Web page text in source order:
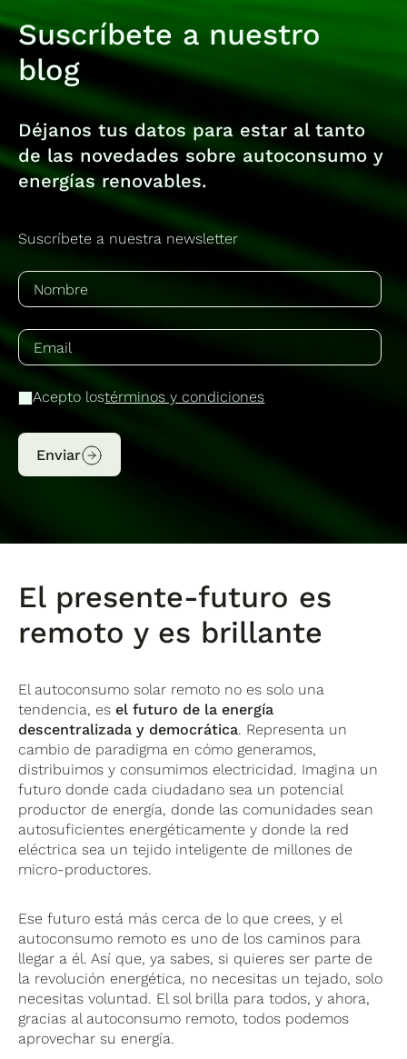
Suscríbete a nuestro
blog
Déjanos tus datos para estar al tanto
de las novedades sobre autoconsumo y
energías renovables.
Suscríbete a nuestra newsletter
Acepto lostérminos y condiciones
Enviar
El presente-futuro es
remoto y es brillante
El autoconsumo solar remoto no es solo una
tendencia, esel futuro de la energía
descentralizada y democrática. Representa un
cambio de paradigma en cómo generamos,
distribuimos y consumimos electricidad. Imagina un
futuro donde cada ciudadano sea un potencial
productor de energía, donde las comunidades sean
autosuficientes energéticamente y donde la red
eléctrica sea un tejido inteligente de millones de
micro-productores.
Ese futuro está más cerca de lo que crees, y el
autoconsumo remoto es uno de los caminos para
llegar a él. Así que, ya sabes, si quieres ser parte de
la revolución energética, no necesitas un tejado, solo
necesitas voluntad. El sol brilla para todos, y ahora,
gracias al autoconsumo remoto, todos podemos
aprovechar su energía.